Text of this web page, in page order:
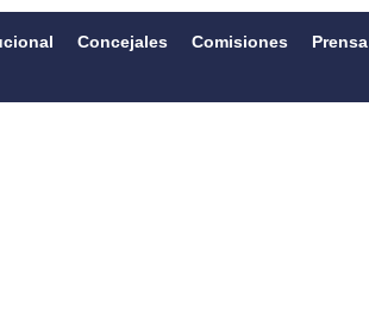
Concejales Comisiones Prensa